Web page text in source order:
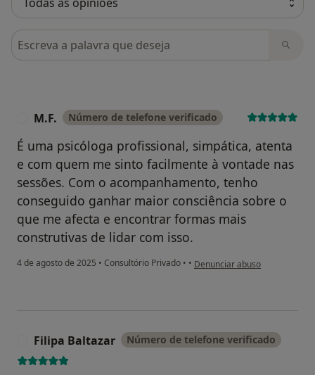
Pesquisar em opiniões
M.F. Número de telefone verificado
É uma psicóloga profissional, simpática, atenta
e com quem me sinto facilmente à vontade nas
sessões. Com o acompanhamento, tenho
conseguido ganhar maior consciência sobre o
que me afecta e encontrar formas mais
construtivas de lidar com isso.
4 de agosto de 2025 • Consultório Privado • • na opinião do utilizador M.F.
Denunciar abuso
Filipa Baltazar Número de telefone verificado